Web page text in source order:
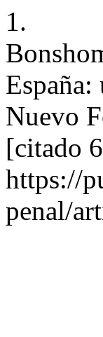
1.
Nuevo
[citado
https://
penal/